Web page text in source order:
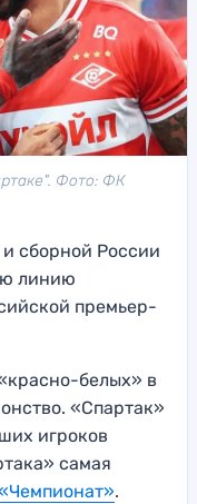
Фото: ФК
сборной России
линию
премьер-
белых» в
«Спартак»
игроков
самая
.